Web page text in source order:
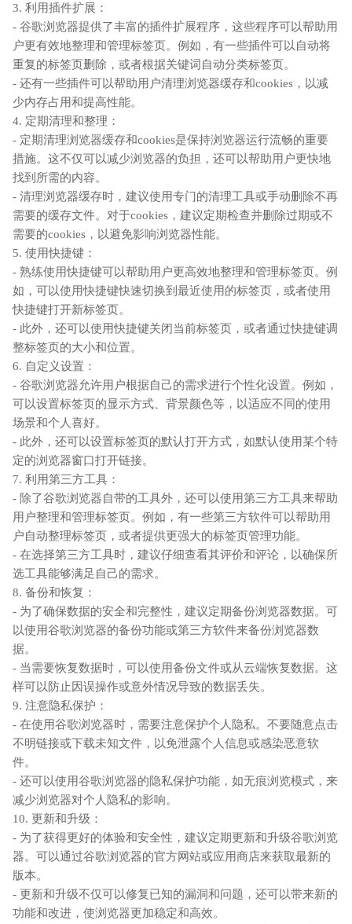
3. 利用插件扩展：
- 谷歌浏览器提供了丰富的插件扩展程序，这些程序可以帮助用
户更有效地整理和管理标签页。例如，有一些插件可以自动将
重复的标签页删除，或者根据关键词自动分类标签页。
- 还有一些插件可以帮助用户清理浏览器缓存和cookies，以减
少内存占用和提高性能。
4. 定期清理和整理：
- 定期清理浏览器缓存和cookies是保持浏览器运行流畅的重要
措施。这不仅可以减少浏览器的负担，还可以帮助用户更快地
找到所需的内容。
- 清理浏览器缓存时，建议使用专门的清理工具或手动删除不再
需要的缓存文件。对于cookies，建议定期检查并删除过期或不
需要的cookies，以避免影响浏览器性能。
5. 使用快捷键：
- 熟练使用快捷键可以帮助用户更高效地整理和管理标签页。例
如，可以使用快捷键快速切换到最近使用的标签页，或者使用
快捷键打开新标签页。
- 此外，还可以使用快捷键关闭当前标签页，或者通过快捷键调
整标签页的大小和位置。
6. 自定义设置：
- 谷歌浏览器允许用户根据自己的需求进行个性化设置。例如，
可以设置标签页的显示方式、背景颜色等，以适应不同的使用
场景和个人喜好。
- 此外，还可以设置标签页的默认打开方式，如默认使用某个特
定的浏览器窗口打开链接。
7. 利用第三方工具：
- 除了谷歌浏览器自带的工具外，还可以使用第三方工具来帮助
用户整理和管理标签页。例如，有一些第三方软件可以帮助用
户自动整理标签页，或者提供更强大的标签页管理功能。
- 在选择第三方工具时，建议仔细查看其评价和评论，以确保所
选工具能够满足自己的需求。
8. 备份和恢复：
- 为了确保数据的安全和完整性，建议定期备份浏览器数据。可
以使用谷歌浏览器的备份功能或第三方软件来备份浏览器数
据。
- 当需要恢复数据时，可以使用备份文件或从云端恢复数据。这
样可以防止因误操作或意外情况导致的数据丢失。
9. 注意隐私保护：
- 在使用谷歌浏览器时，需要注意保护个人隐私。不要随意点击
不明链接或下载未知文件，以免泄露个人信息或感染恶意软
件。
- 还可以使用谷歌浏览器的隐私保护功能，如无痕浏览模式，来
减少浏览器对个人隐私的影响。
10. 更新和升级：
- 为了获得更好的体验和安全性，建议定期更新和升级谷歌浏览
器。可以通过谷歌浏览器的官方网站或应用商店来获取最新的
版本。
- 更新和升级不仅可以修复已知的漏洞和问题，还可以带来新的
功能和改进，使浏览器更加稳定和高效。